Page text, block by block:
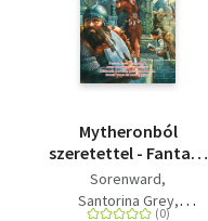
Mytheronból
szeretettel - Fantasy
antológia
Sorenward
Santorina Grey